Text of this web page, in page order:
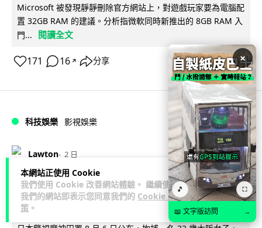
本網站正使用 Cookie
我們使用 Cookie 改善網站體驗。 繼續使用
我們的網站即表示您同意我們的 Cookie 政
策 。
Microsoft 被發現靜靜刪除官方網站上，對遊戲玩家要為電腦配
置 32GB RAM 的建議。分析指微軟同時新推出的 8GB RAM 入
門...
閱讀全文
171 16 ↗ 分享
科技娛樂 影視娛樂
Lawton 2 日
訂購 43 億日元精品後棄單 大阪女 2 年
後終被捕 涉海賊王,火影周邊產品
×
🎵 ⛶
📖 文字版訪問 →